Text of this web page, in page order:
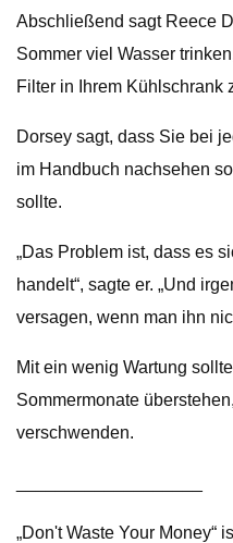
Abschließend sagt Reece
Sommer viel Wasser
Filter in Ihrem Kühlschrank
Dorsey sagt, dass Sie bei
im Handbuch nachsehen
sollte.
„Das Problem ist, dass es
handelt“, sagte er. „Und
versagen, wenn man ihn
Mit ein wenig Wartung
Sommermonate
verschwenden.
„Don't Waste Your Money“